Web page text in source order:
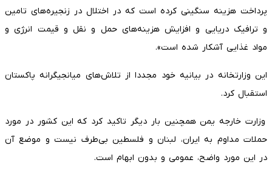
پرداخت هزینه سنگینی کرده است که در اختلال در زنجیره‌های تامین
و ترافیک دریایی و افزایش هزینه‌های حمل و نقل و قیمت انرژی و
مواد غذایی آشکار شده است».
این وزارتخانه در بیانیه خود مجددا از تلاش‌های میانجیگرانه پاکستان
استقبال کرد.
وزارت خارجه یمن همچنین بار دیگر تاکید کرد که این کشور در مورد
حملات مداوم به ایران، لبنان و فلسطین بی‌طرف نیست و موضع آن
در این مورد واضح، عمومی و بدون ابهام است.